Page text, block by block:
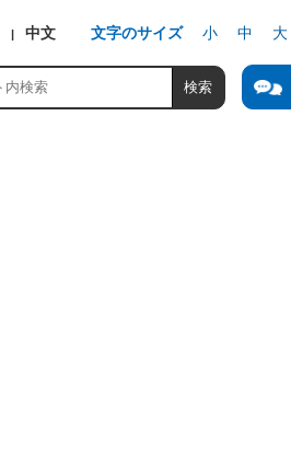
中文 文字のサイズ 小 中 大